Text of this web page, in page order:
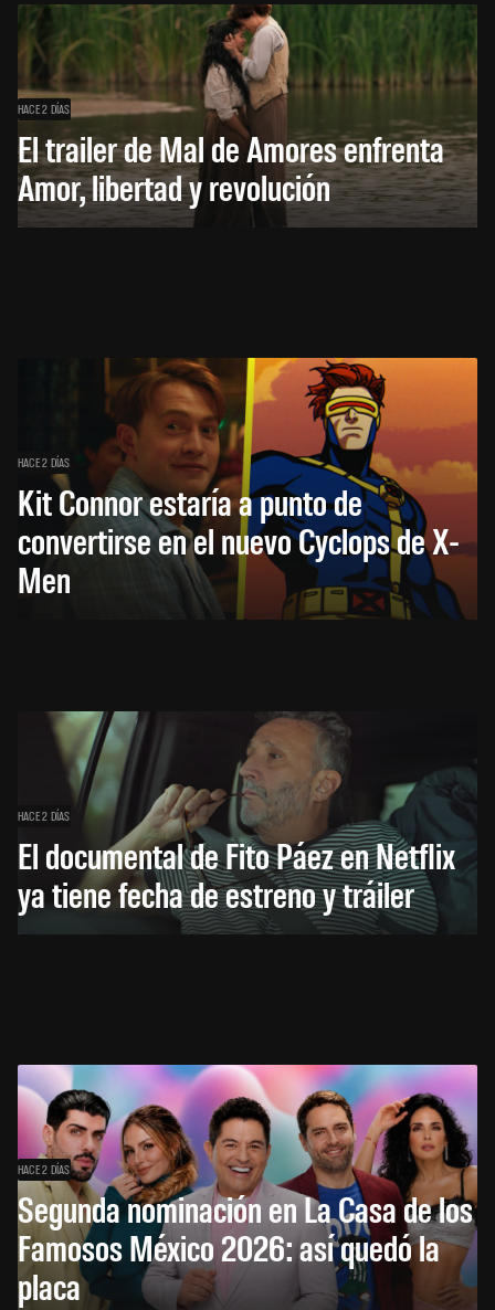
HACE 2 DÍAS
El trailer de Mal de Amores enfrenta
Amor, libertad y revolución
HACE 2 DÍAS
Kit Connor estaría a punto de
convertirse en el nuevo Cyclops de X-
Men
HACE 2 DÍAS
El documental de Fito Páez en Netflix
ya tiene fecha de estreno y tráiler
HACE 2 DÍAS
Segunda nominación en La Casa de los
Famosos México 2026: así quedó la
placa